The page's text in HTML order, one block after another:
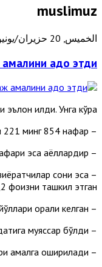
muslimuz
الخميس, 20 حزيران/يونيو 2024 00:00
адо этди
қилди. Унга кўра:
– Бу йил 1 миллион 833 минг 164 нафар киши ҳаж амалини адо этган. Шундан ички зиёратчилар сони 221 минг 854 нафар.
– Ҳожиларнинг 958 137 нафари эркак, 875 027 нафари эса аёллардир.
сони эса
фоизни ташкил этган.
– Зиёратчиларнинг асосий қисми ҳаво йўллари орқали келган.
– Бу йил юртимиздан 15 минг 130 нафар фуқаро ҳаж ибодатига муяссар бўлди.
– Эслатиб ўтамиз: 22 июндан 12 июлга қадар ҳожиларимизни Жидда шаҳридан Ўзбекистонга олиб келиш ишлари амалга оширилади.